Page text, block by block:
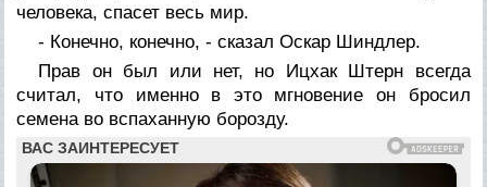
человека, спасет весь мир.
- Конечно, конечно, - сказал Оскар Шиндлер.
Прав он был или нет, но Ицхак Штерн всегда
считал, что именно в это мгновение он бросил
семена во вспаханную борозду.